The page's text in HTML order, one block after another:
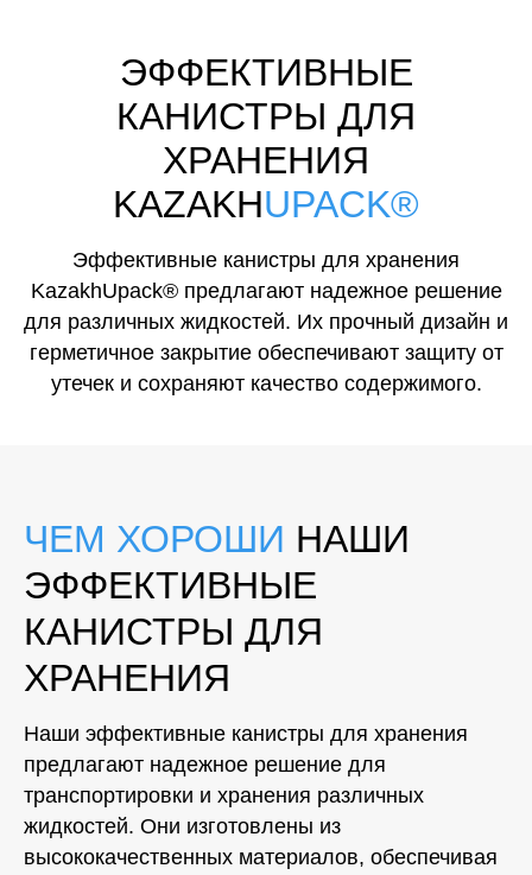
ЭФФЕКТИВНЫЕ
КАНИСТРЫ ДЛЯ
ХРАНЕНИЯ
KAZAKHUPACK®
Эффективные канистры для хранения
KazakhUpack® предлагают надежное решение
для различных жидкостей. Их прочный дизайн и
герметичное закрытие обеспечивают защиту от
утечек и сохраняют качество содержимого.
ЧЕМ ХОРОШИ НАШИ
ЭФФЕКТИВНЫЕ
КАНИСТРЫ ДЛЯ
ХРАНЕНИЯ
Наши эффективные канистры для хранения
предлагают надежное решение для
транспортировки и хранения различных
жидкостей. Они изготовлены из
высококачественных материалов, обеспечивая